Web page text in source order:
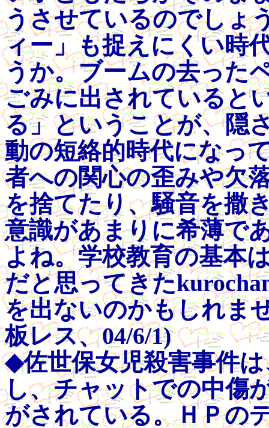
うさせているのでしょ
ィー」も捉えにくい時
うか。ブームの去った
ごみに出されていると
る」ということが、隠
動の短絡的時代になっ
者への関心の歪みや欠
を捨てたり、騒音を撒
意識があまりに希薄で
よね。学校教育の基本
だと思ってきた
を出ないのかもしれま
板レス、04/6/1)
◆佐世保女児殺害事件
し、チャットでの中傷
がされている。ＨＰの